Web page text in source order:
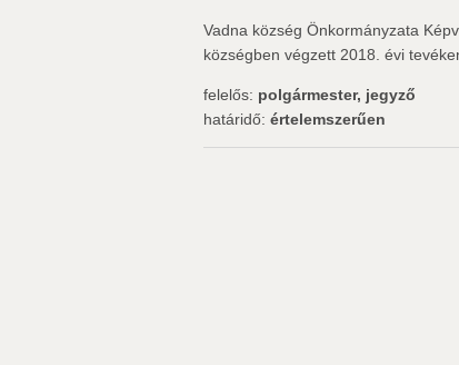
Vadna község Önkormányzata
községben végzett 2018. évi
felelős: polgármester, jegyző
határidő: értelemszerűen